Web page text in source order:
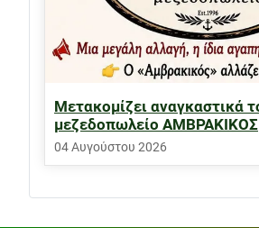
Μετακομίζει αναγκαστικά
μεζεδοπωλείο ΑΜΒΡΑΚΙΚΟΣ
04 Αυγούστου 2026